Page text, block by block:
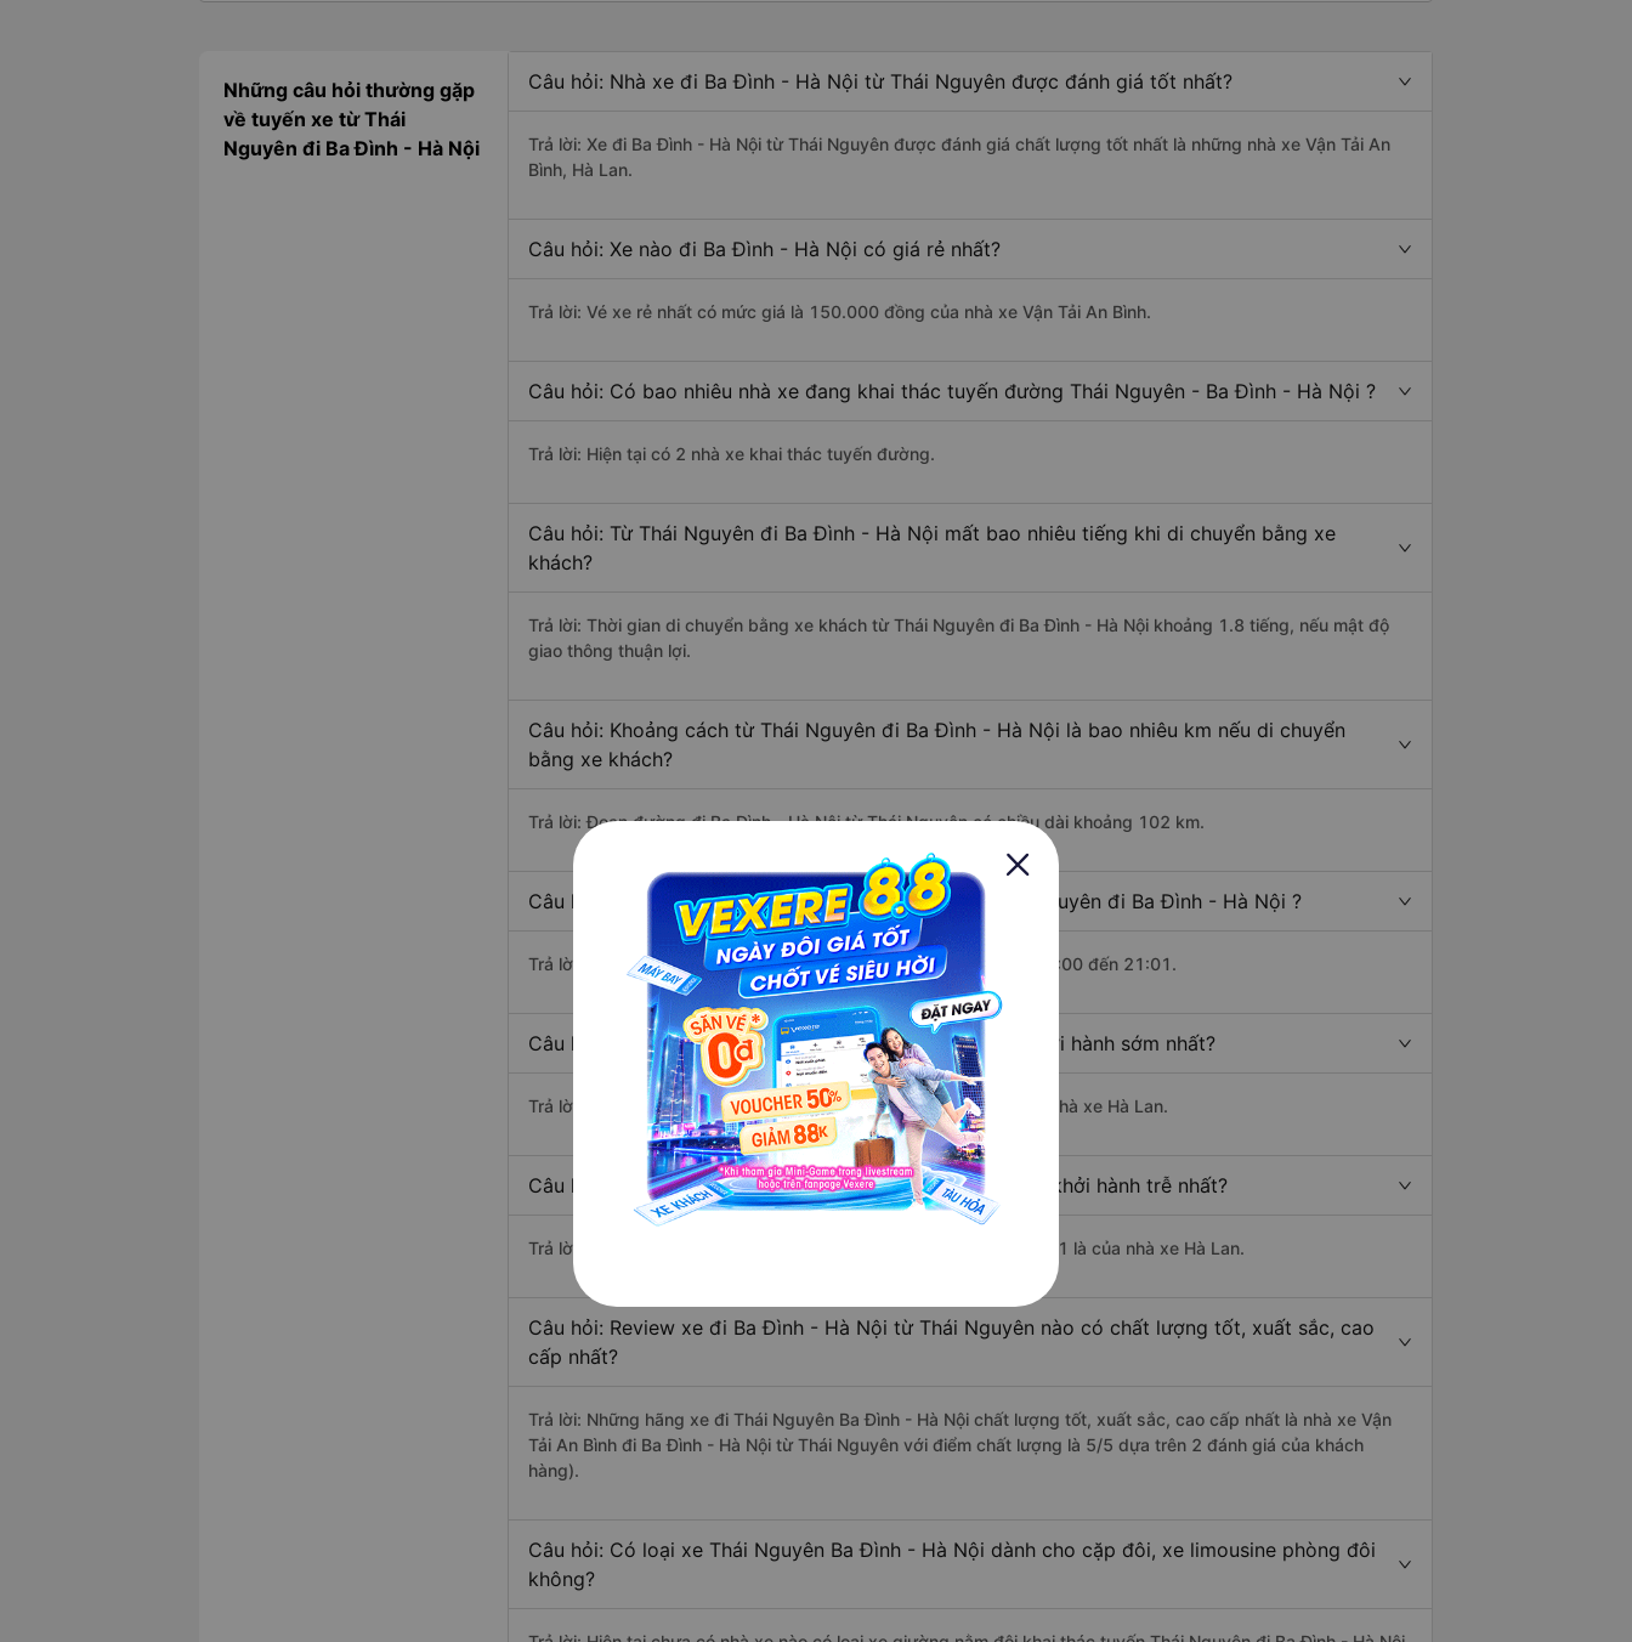
Những câu hỏi thường gặp
về tuyến xe từ Thái
Nguyên đi Ba Đình - Hà Nội
Câu hỏi: Nhà xe đi Ba Đình - Hà Nội từ Thái Nguyên được đánh giá tốt nhất?
Trả lời: Xe đi Ba Đình - Hà Nội từ Thái Nguyên được đánh giá chất lượng tốt nhất là những nhà xe Vận Tải An
Bình, Hà Lan.
Câu hỏi: Xe nào đi Ba Đình - Hà Nội có giá rẻ nhất?
Trả lời: Vé xe rẻ nhất có mức giá là 150.000 đồng của nhà xe Vận Tải An Bình.
Câu hỏi: Có bao nhiêu nhà xe đang khai thác tuyến đường Thái Nguyên - Ba Đình - Hà Nội ?
Trả lời: Hiện tại có 2 nhà xe khai thác tuyến đường.
Câu hỏi: Từ Thái Nguyên đi Ba Đình - Hà Nội mất bao nhiêu tiếng khi di chuyển bằng xe
khách?
Trả lời: Thời gian di chuyển bằng xe khách từ Thái Nguyên đi Ba Đình - Hà Nội khoảng 1.8 tiếng, nếu mật độ
giao thông thuận lợi.
Câu hỏi: Khoảng cách từ Thái Nguyên đi Ba Đình - Hà Nội là bao nhiêu km nếu di chuyển
bằng xe khách?
Trả lời: Đoạn đường đi Ba Đình - Hà Nội từ Thái Nguyên có chiều dài khoảng 102 km.
Câu hỏi: Mỗi ngày có bao nhiêu chuyến xe khách Thái Nguyên đi Ba Đình - Hà Nội ?
Trả lời: Trung bình mỗi ngày có khoảng 79 chuyến xe bắt đầu từ 5:00 đến 21:01.
Câu hỏi: Nhà xe đi Thái Nguyên Ba Đình - Hà Nội nào khởi hành sớm nhất?
Trả lời: Chuyến xe có giờ xuất phát sớm nhất vào lúc 5:00 là của nhà xe Hà Lan.
Câu hỏi: Nhà xe đi Ba Đình - Hà Nội từ Thái Nguyên nào khởi hành trễ nhất?
Trả lời: Chuyến xe có giờ xuất phát trễ (muộn) nhất là vào lúc 21:01 là của nhà xe Hà Lan.
Câu hỏi: Review xe đi Ba Đình - Hà Nội từ Thái Nguyên nào có chất lượng tốt, xuất sắc, cao
cấp nhất?
Trả lời: Những hãng xe đi Thái Nguyên Ba Đình - Hà Nội chất lượng tốt, xuất sắc, cao cấp nhất là nhà xe Vận
Tải An Bình đi Ba Đình - Hà Nội từ Thái Nguyên với điểm chất lượng là 5/5 dựa trên 2 đánh giá của khách
hàng).
Câu hỏi: Có loại xe Thái Nguyên Ba Đình - Hà Nội dành cho cặp đôi, xe limousine phòng đôi
không?